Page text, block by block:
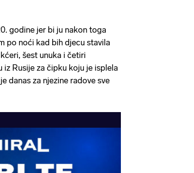
godine jer bi ju nakon toga
po noći kad bih djecu stavila
šest unuka i četiri
iz Rusije za čipku koju je isplela
danas za njezine radove sve